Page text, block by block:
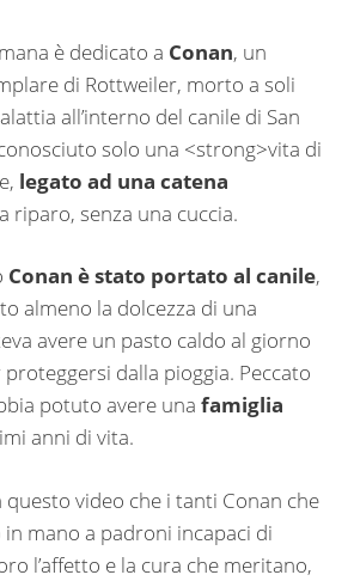
è dedicato a Conan, un
di Rottweiler, morto a soli
all’interno del canile di San
solo una <strong>vita di
legato ad una catena
riparo, senza una cuccia.
Conan è stato portato al canile,
almeno la dolcezza di una
avere un pasto caldo al giorno
dalla pioggia. Peccato
potuto avere una famiglia
anni di vita.
video che i tanti Conan che
mano a padroni incapaci di
l’affetto e la cura che meritano,